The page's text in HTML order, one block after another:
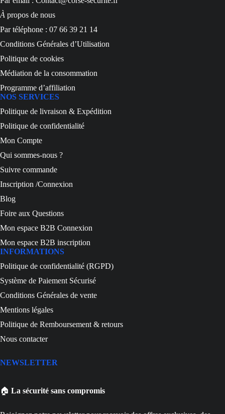
À propos de nous
Par téléphone : 07 66 39 21 14
Conditions Générales d’Utilisation
Politique de cookies
Médiation de la consommation
Programme d’affiliation
NOS SERVICES
Politique de livraison & Expédition
Politique de confidentialité
Mon Compte
Qui sommes-nous ?
Suivre commande
Inscription /Connexion
Blog
Foire aux Questions
Mon espace B2B Connexion
Mon espace B2B inscription
INFORMATIONS
Politique de confidentialité (RGPD)
Système de Paiement Sécurisé
Conditions Générales de vente
Mentions légales
Politique de Remboursement & retours
Nous contacter
NEWSLETTER
🏠 La sécurité sans compromis